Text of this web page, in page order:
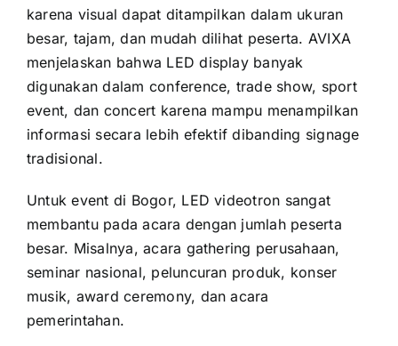
karena visual dapat ditampilkan dalam ukuran
besar, tajam, dan mudah dilihat peserta. AVIXA
menjelaskan bahwa LED display banyak
digunakan dalam conference, trade show, sport
event, dan concert karena mampu menampilkan
informasi secara lebih efektif dibanding signage
tradisional.
Untuk event di Bogor, LED videotron sangat
membantu pada acara dengan jumlah peserta
besar. Misalnya, acara gathering perusahaan,
seminar nasional, peluncuran produk, konser
musik, award ceremony, dan acara
pemerintahan.